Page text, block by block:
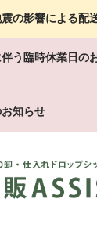
の影響による配
う臨時休業日の
知らせ